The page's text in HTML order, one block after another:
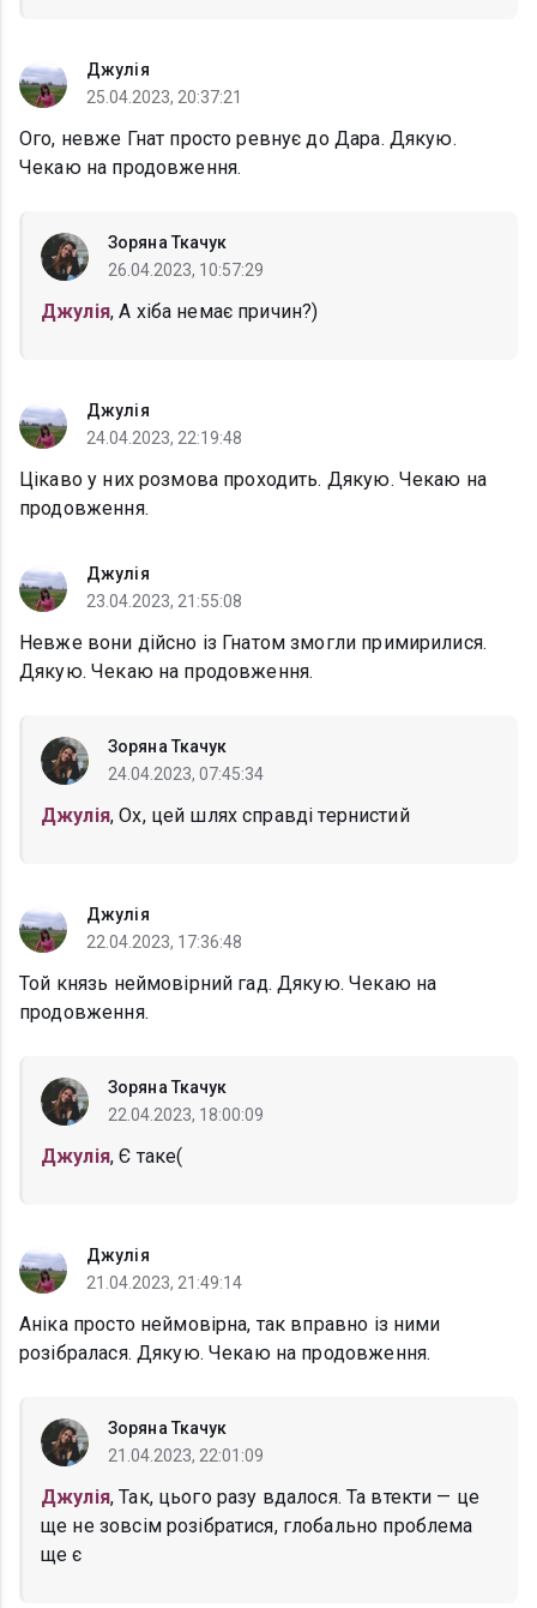
Джулія
25.04.2023, 20:37:21
Ого, невже Гнат просто ревнує до Дара. Дякую.
Чекаю на продовження.
Зоряна Ткачук
26.04.2023, 10:57:29
Джулія, А хіба немає причин?)
Джулія
24.04.2023, 22:19:48
Цікаво у них розмова проходить. Дякую. Чекаю на
продовження.
Джулія
23.04.2023, 21:55:08
Невже вони дійсно із Гнатом змогли примирилися.
Дякую. Чекаю на продовження.
Зоряна Ткачук
24.04.2023, 07:45:34
Джулія, Ох, цей шлях справді тернистий
Джулія
22.04.2023, 17:36:48
Той князь неймовірний гад. Дякую. Чекаю на
продовження.
Зоряна Ткачук
22.04.2023, 18:00:09
Джулія, Є таке(
Джулія
21.04.2023, 21:49:14
Аніка просто неймовірна, так вправно із ними
розібралася. Дякую. Чекаю на продовження.
Зоряна Ткачук
21.04.2023, 22:01:09
Джулія, Так, цього разу вдалося. Та втекти — це
ще не зовсім розібратися, глобально проблема
ще є